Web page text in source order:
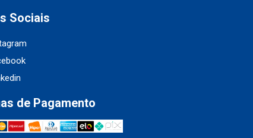
Sociais
de Pagamento